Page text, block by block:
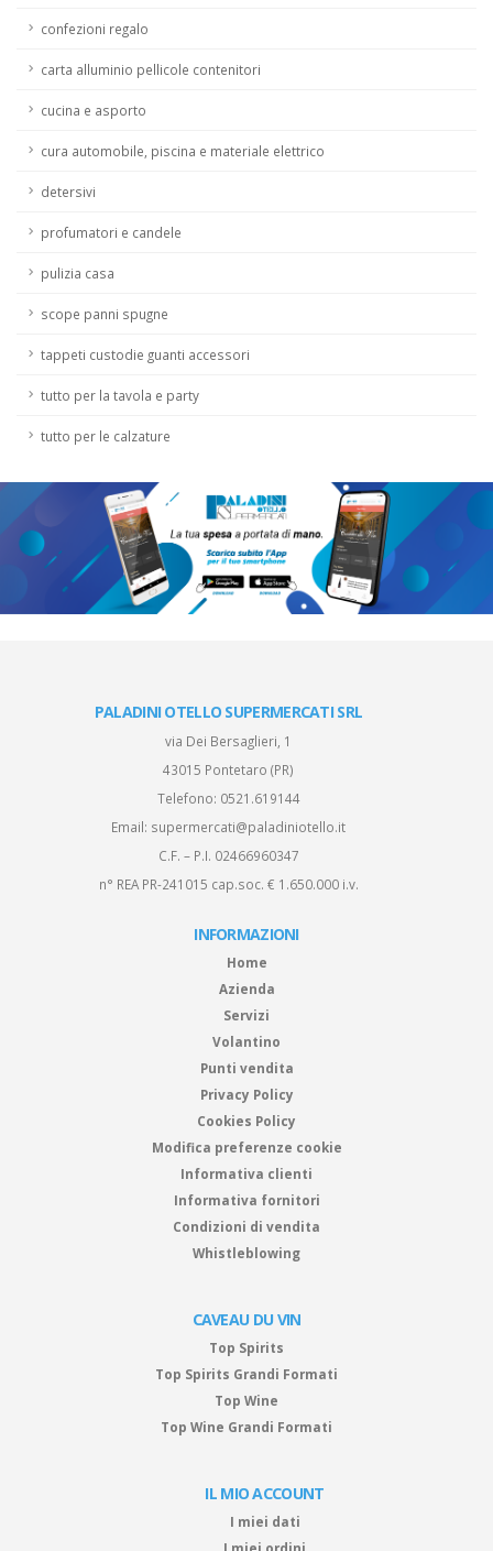
confezioni regalo
carta alluminio pellicole contenitori
cucina e asporto
cura automobile, piscina e materiale elettrico
detersivi
profumatori e candele
pulizia casa
scope panni spugne
tappeti custodie guanti accessori
tutto per la tavola e party
tutto per le calzature
PALADINI OTELLO SUPERMERCATI SRL
via Dei Bersaglieri, 1
43015 Pontetaro (PR)
Telefono: 0521.619144
Email: supermercati@paladiniotello.it
C.F. – P.I. 02466960347
n° REA PR-241015 cap.soc. € 1.650.000 i.v.
INFORMAZIONI
Home
Azienda
Servizi
Volantino
Punti vendita
Privacy Policy
Cookies Policy
Modifica preferenze cookie
Informativa clienti
Informativa fornitori
Condizioni di vendita
Whistleblowing
CAVEAU DU VIN
Top Spirits
Top Spirits Grandi Formati
Top Wine
Top Wine Grandi Formati
IL MIO ACCOUNT
I miei dati